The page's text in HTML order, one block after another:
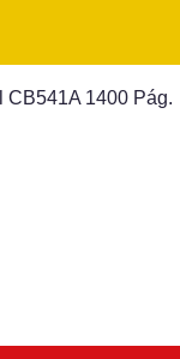
CB541A 1400 Pág.